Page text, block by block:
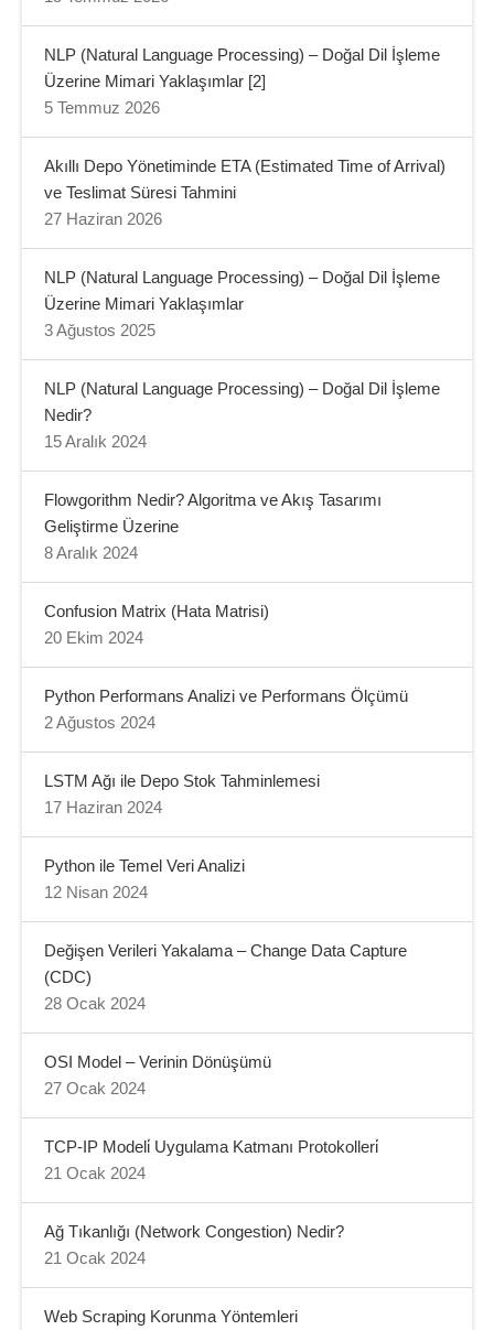
NLP (Natural Language Processing) – Doğal Dil İşleme
Üzerine Mimari Yaklaşımlar [2]
5 Temmuz 2026
Akıllı Depo Yönetiminde ETA (Estimated Time of Arrival)
ve Teslimat Süresi Tahmini
27 Haziran 2026
NLP (Natural Language Processing) – Doğal Dil İşleme
Üzerine Mimari Yaklaşımlar
3 Ağustos 2025
NLP (Natural Language Processing) – Doğal Dil İşleme
Nedir?
15 Aralık 2024
Flowgorithm Nedir? Algoritma ve Akış Tasarımı
Geliştirme Üzerine
8 Aralık 2024
Confusion Matrix (Hata Matrisi)
20 Ekim 2024
Python Performans Analizi ve Performans Ölçümü
2 Ağustos 2024
LSTM Ağı ile Depo Stok Tahminlemesi
17 Haziran 2024
Python ile Temel Veri Analizi
12 Nisan 2024
Değişen Verileri Yakalama – Change Data Capture
(CDC)
28 Ocak 2024
OSI Model – Verinin Dönüşümü
27 Ocak 2024
TCP-IP Modeli̇ Uygulama Katmanı Protokolleri̇
21 Ocak 2024
Ağ Tıkanlığı (Network Congestion) Nedir?
21 Ocak 2024
Web Scraping Korunma Yöntemleri